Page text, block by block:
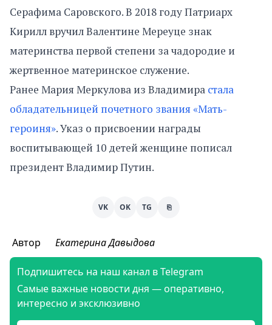
Серафима Саровского. В 2018 году Патриарх
Кирилл вручил Валентине Мереуце знак
материнства первой степени за чадородие и
жертвенное материнское служение.
Ранее Мария Меркулова из Владимира стала
обладательницей почетного звания «Мать-
героиня». Указ о присвоении награды
воспитывающей 10 детей женщине пописал
президент Владимир Путин.
VK OK TG ⎘
Автор Екатерина Давыдова
Подпишитесь на наш канал в Telegram
Самые важные новости дня — оперативно,
интересно и эксклюзивно